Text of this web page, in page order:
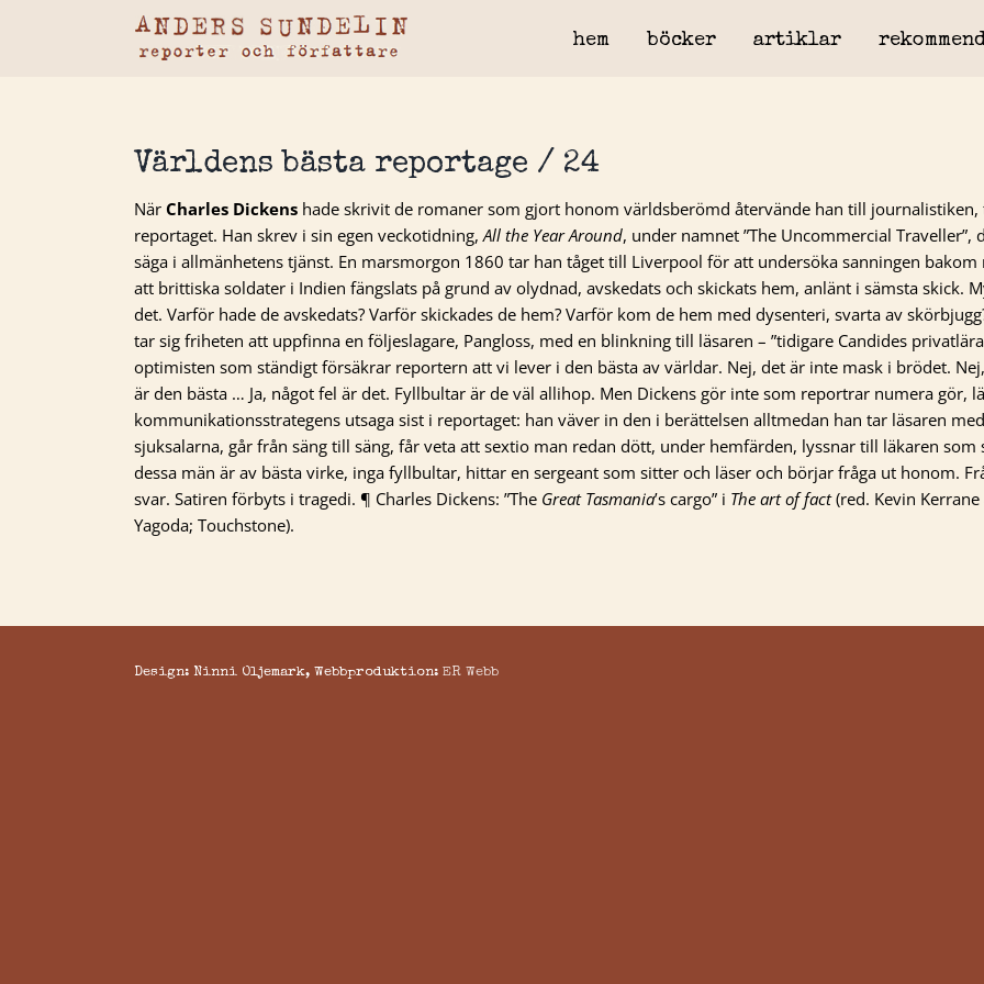
hem böcker artiklar
Världens bästa reportage / 24
När Charles Dickens hade skrivit de romaner som gjort honom världsberömd återvände han till journalistiken,
reportaget. Han skrev i sin egen veckotidning,All the Year Around, under namnet ”The Uncommercial Traveller”,
säga i allmänhetens tjänst. En marsmorgon 1860 tar han tåget till Liverpool för att undersöka sanningen bakom
att brittiska soldater i Indien fängslats på grund av olydnad, avskedats och skickats hem, anlänt i sämsta skick.
det. Varför hade de avskedats? Varför skickades de hem? Varför kom de hem med dysenteri, svarta av
tar sig friheten att uppfinna en följeslagare, Pangloss, med en blinkning till läsaren – ”tidigare Candides
optimisten som ständigt försäkrar reportern att vi lever i den bästa av världar. Nej, det är inte mask i brödet.
är den bästa … Ja, något fel är det. Fyllbultar är de väl allihop. Men Dickens gör inte som reportrar numera gör,
kommunikationsstrategens utsaga sist i reportaget: han väver in den i berättelsen alltmedan han tar läsaren
sjuksalarna, går från säng till säng, får veta att sextio man redan dött, under hemfärden, lyssnar till läkaren som
dessa män är av bästa virke, inga fyllbultar, hittar en sergeant som sitter och läser och börjar fråga ut honom.
svar. Satiren förbyts i tragedi. ¶ Charles Dickens: ”The Great Tasmania’s cargo” i The art of fact(red. Kevin Kerrane
Yagoda; Touchstone).
Design: Ninni Oljemark, Webbproduktion: ER Webb